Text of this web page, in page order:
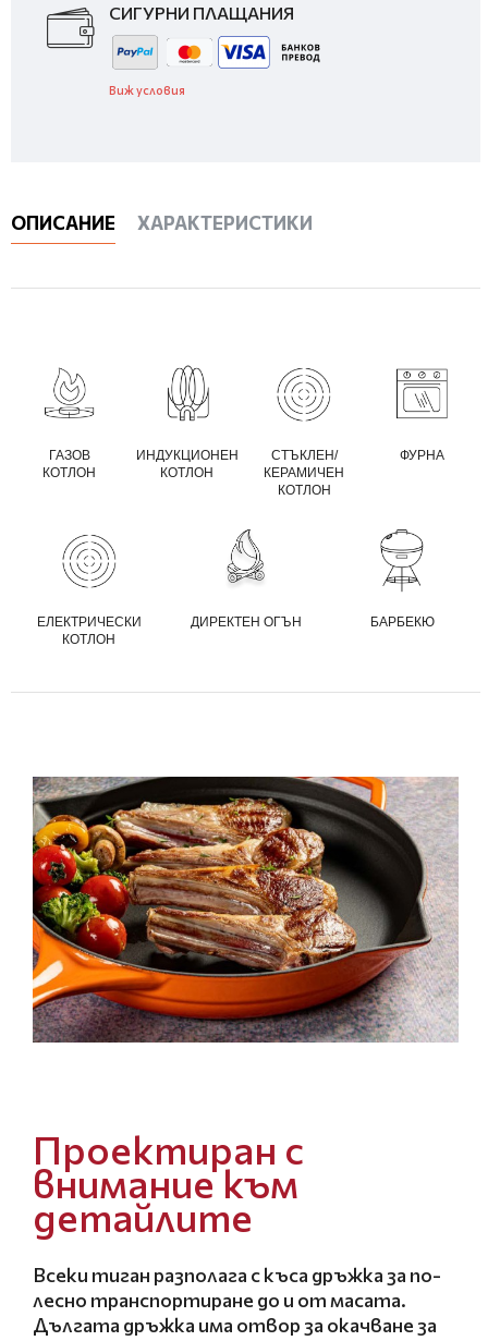
СИГУРНИ ПЛАЩАНИЯ
Виж условия
ОПИСАНИЕ ХАРАКТЕРИСТИКИ
ГАЗОВ
КОТЛОН
ИНДУКЦИОНЕН
КОТЛОН
СТЪКЛЕН/
КЕРАМИЧЕН
КОТЛОН
ФУРНА
ЕЛЕКТРИЧЕСКИ
КОТЛОН
ДИРЕКТЕН ОГЪН БАРБЕКЮ
Проектиран с
внимание към
детайлите
Всеки тиган разполага с къса дръжка за по-
лесно транспортиране до и от масата.
Дългата дръжка има отвор за окачване за